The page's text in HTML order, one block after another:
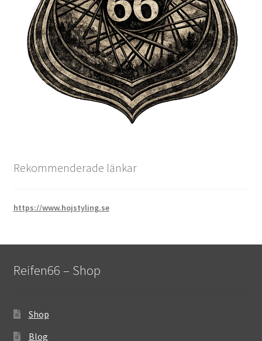
Rekommenderade länkar
https://www.hojstyling.se
Reifen66 – Shop
Shop
Blog